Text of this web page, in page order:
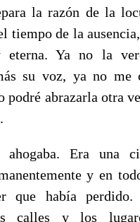
la razón de la
tiempo de la
eterna. Ya no la
su voz, ya no me
podré abrazarla otra
ahogaba. Era una
y en
que había perdido.
calles y los